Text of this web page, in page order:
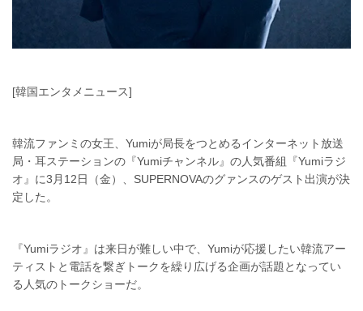
[韓国エンタメニュース]
韓流ファンミの女王、Yumiが局長をつとめるインターネット放送
局・耳ステーションの『Yumiチャンネル』の人気番組『Yumiラジ
オ』に3月12日（金）、SUPERNOVAのグァンスのゲスト出演が決
定した。
『Yumiラジオ』は来日が難しい中で、Yumiが応援したい韓流アー
ティストと電話を繋ぎトークを繰り広げる企画が話題となってい
る人気のトークショーだ。